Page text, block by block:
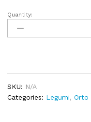
Pisello
grano
quantity
Quantity:
SKU: N/A
Categories: Legumi, Orto